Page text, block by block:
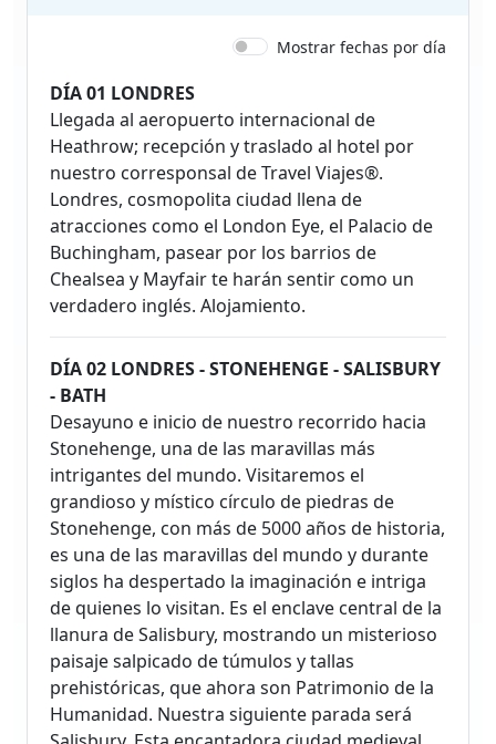
Mostrar fechas por día
DÍA 01 LONDRES
Llegada al aeropuerto internacional de
Heathrow; recepción y traslado al hotel por
nuestro corresponsal de Travel Viajes®.
Londres, cosmopolita ciudad llena de
atracciones como el London Eye, el Palacio de
Buchingham, pasear por los barrios de
Chealsea y Mayfair te harán sentir como un
verdadero inglés. Alojamiento.
DÍA 02 LONDRES - STONEHENGE - SALISBURY
- BATH
Desayuno e inicio de nuestro recorrido hacia
Stonehenge, una de las maravillas más
intrigantes del mundo. Visitaremos el
grandioso y místico círculo de piedras de
Stonehenge, con más de 5000 años de historia,
es una de las maravillas del mundo y durante
siglos ha despertado la imaginación e intriga
de quienes lo visitan. Es el enclave central de la
llanura de Salisbury, mostrando un misterioso
paisaje salpicado de túmulos y tallas
prehistóricas, que ahora son Patrimonio de la
Humanidad. Nuestra siguiente parada será